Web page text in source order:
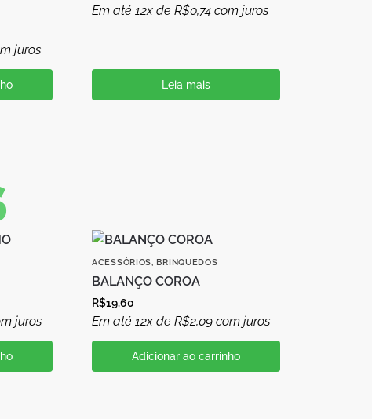
juros
Em até 12x de R$0,74 com juros
Leia mais
juros
ACESSÓRIOS, BRINQUEDOS
BALANÇO COROA
R$19,60
Em até 12x de R$2,09 com juros
Adicionar ao carrinho